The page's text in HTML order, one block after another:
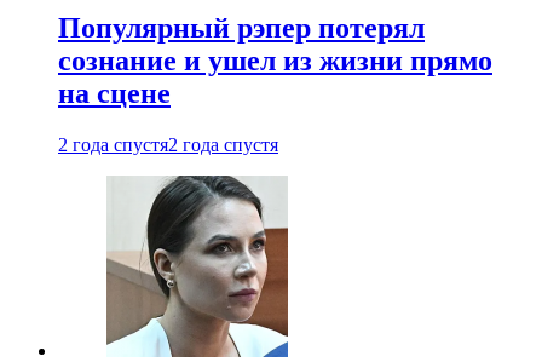
Популярный рэпер потерял
сознание и ушел из жизни прямо
на сцене
2 года спустя2 года спустя